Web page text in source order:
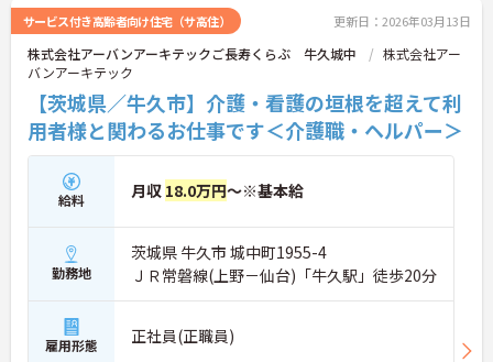
軽にご相談ください！
サービス付き高齢者向け住宅（サ高住） 更新日：2026年03月13日
株式会社アーバンアーキテックご長寿くらぶ 牛久城中
株式会社アー
バンアーキテック
【茨城県／牛久市】介護・看護の垣根を超えて利
用者様と関わるお仕事です＜介護職・ヘルパー＞
給料 月収 18.0万円～※基本給
勤務地
茨城県 牛久市 城中町1955-4
ＪＲ常磐線(上野－仙台)「牛久駅」徒歩20分
雇用形態 正社員(正職員)